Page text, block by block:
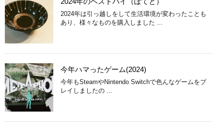
2024年は引っ越しをして生活環境が変わったことも
あり、様々なものを購入しました ...
今年ハマったゲーム(2024)
今年もSteamやNintendo Switchで色んなゲームをプ
レイしましたの ...